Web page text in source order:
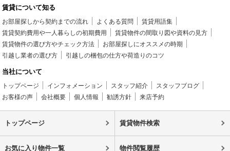
賃貸について知る
お部屋探しから契約までの流れ よくある質問
賃貸用語集
賃貸契約費用や一人暮らしの初期費用
賃貸物件の間取り図や資料の見方
賃貸物件の選び方やチェック方法
お部屋探しにオススメの時期
引越し業者の選び方
引越しの梱包の仕方や荷造りのコツ
当社について
トップページ インフォメーション スタッフ紹介
スタッフブログ
お客様の声
会社概要 個人情報 勧誘方針 来店予約
トップページ 賃貸物件検索
お気に入り物件一覧 物件閲覧履歴